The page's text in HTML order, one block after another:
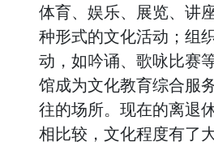
体育、娱乐、展览、讲
种形式的文化活动；组
动，如吟诵、歌咏比赛
馆成为文化教育综合服
往的场所。现在的离退
相比较，文化程度有了